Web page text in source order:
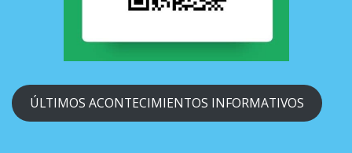
ÚLTIMOS ACONTECIMIENTOS INFORMATIVOS